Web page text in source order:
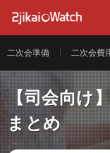
二次会準備 二次会費
【司会向け
まとめ